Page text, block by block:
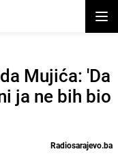
Mujića: 'Da
ja ne bih bio
Radiosarajevo.ba